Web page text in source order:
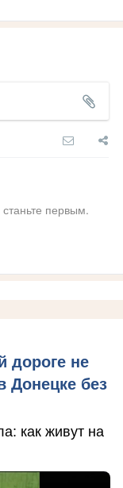
первым.
дороге не
Донецке без
как живут на